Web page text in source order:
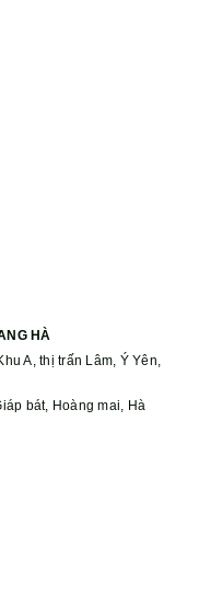
HÀ
A, thị trấn Lâm, Ý Yên,
bát, Hoàng mai, Hà